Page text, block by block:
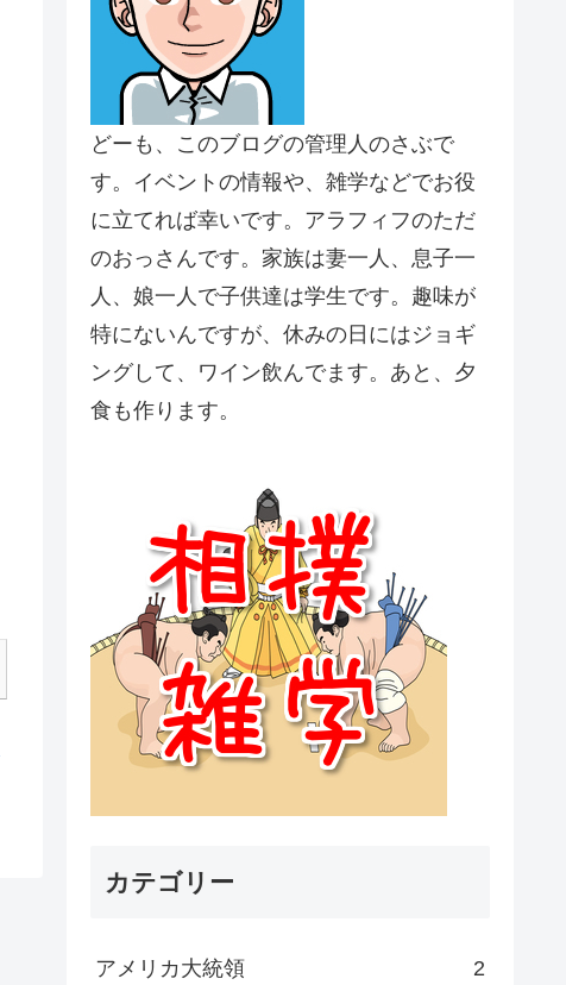
どーも、このブログの管理人のさぶで
す。イベントの情報や、雑学などでお役
に立てれば幸いです。アラフィフのただ
のおっさんです。家族は妻一人、息子一
人、娘一人で子供達は学生です。趣味が
特にないんですが、休みの日にはジョギ
ングして、ワイン飲んでます。あと、夕
食も作ります。
カテゴリー
アメリカ大統領 2